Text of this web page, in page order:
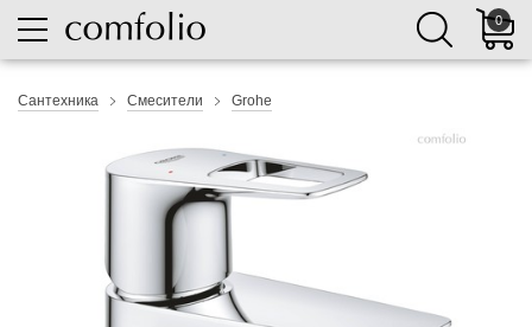
0
Сантехника Смесители Grohe